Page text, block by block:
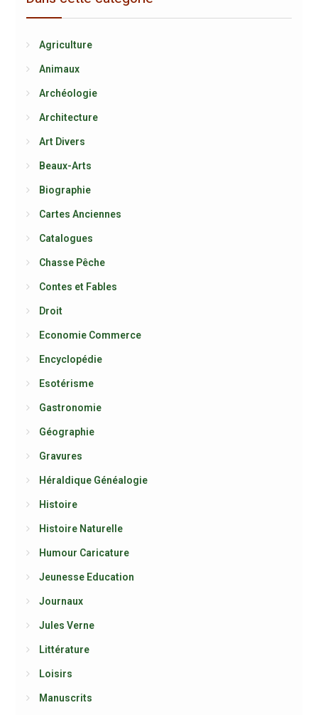
Agriculture
Animaux
Archéologie
Architecture
Art Divers
Beaux-Arts
Biographie
Cartes Anciennes
Catalogues
Chasse Pêche
Contes et Fables
Droit
Economie Commerce
Encyclopédie
Esotérisme
Gastronomie
Géographie
Gravures
Héraldique Généalogie
Histoire
Histoire Naturelle
Humour Caricature
Jeunesse Education
Journaux
Jules Verne
Littérature
Loisirs
Manuscrits